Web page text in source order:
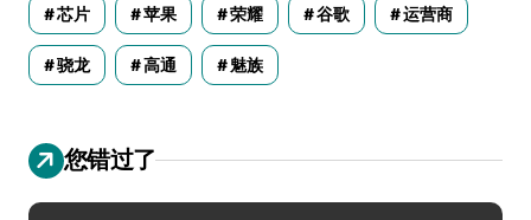
芯片 苹果 荣耀 谷歌 运营商
骁龙 高通 魅族
您错过了